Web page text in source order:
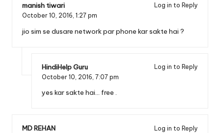
manish tiwari
Log in to Reply
October 10, 2016, 1:27 pm
jio sim se dusare network par phone kar sakte hai ?
HindiHelp Guru
Log in to Reply
October 10, 2016, 7:07 pm
yes kar sakte hai… free .
MD REHAN
Log in to Reply